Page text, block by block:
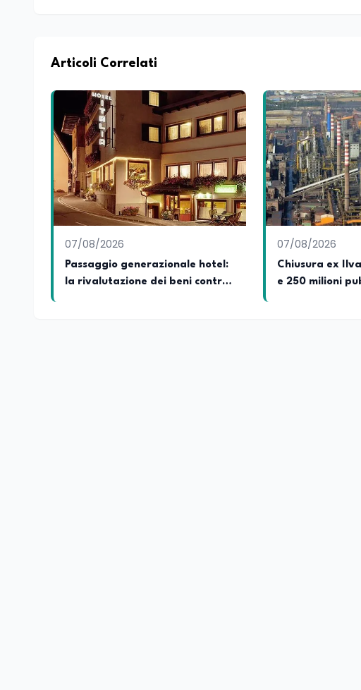
Articoli Correlati
07/08/2026
Passaggio generazionale hotel:
la rivalutazione dei beni contro
07/08/2026
Chiusura ex
e 250 milioni